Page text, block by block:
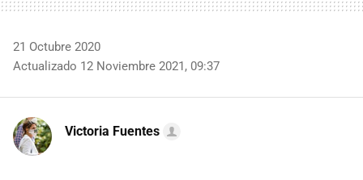
21 Octubre 2020
Actualizado 12 Noviembre 2021, 09:37
Victoria Fuentes